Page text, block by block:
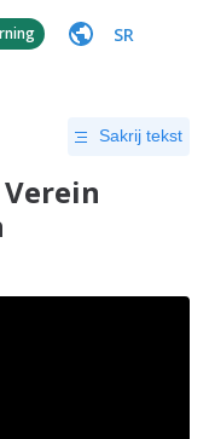
SR
Sakrij tekst